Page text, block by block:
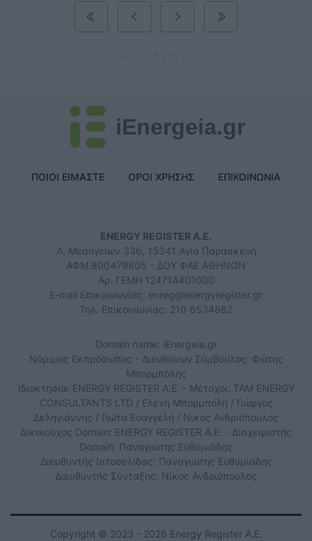
iEnergeia.gr
ΠΟΙΟΙ ΕΙΜΑΣΤΕ ΟΡΟΙ ΧΡΗΣΗΣ ΕΠΙΚΟΙΝΩΝΙΑ
ENERGY REGISTER Α.Ε.
Λ. Μεσογείων 336, 15341 Αγία Παρασκευή
ΑΦΜ 800479805 - ΔΟΥ ΦΑΕ ΑΘΗΝΩΝ
Αρ. ΓΕΜΗ 124714401000
E-mail Επικοινωνίας: enreg@energyregister.gr
Τηλ. Επικοινωνίας: 210 6534882
Domain name: iEnergeia.gr
Νόμιμος Εκπρόσωπος - Διευθύνων Σύμβουλος: Φώτης
Μπορμπόλης
Ιδιοκτησία: ENERGY REGISTER Α.Ε. - Μέτοχοι: TAM ENERGY
CONSULTANTS LTD / Ελένη Μπορμπόλη / Γιώργος
Δεληγιάννης / Γιώτα Ευαγγελή / Νίκος Ανδριόπουλος
Δικαιούχος Domain: ENERGY REGISTER Α.Ε. - Διαχειριστής
Domain: Παναγιώτης Ευθυμιάδης
Διευθυντής Ιστοσελίδας: Παναγιώτης Ευθυμιάδης
Διευθυντής Σύνταξης: Νίκος Ανδριόπουλος
Copyright © 2023 - 2026 Energy Register Α.Ε.